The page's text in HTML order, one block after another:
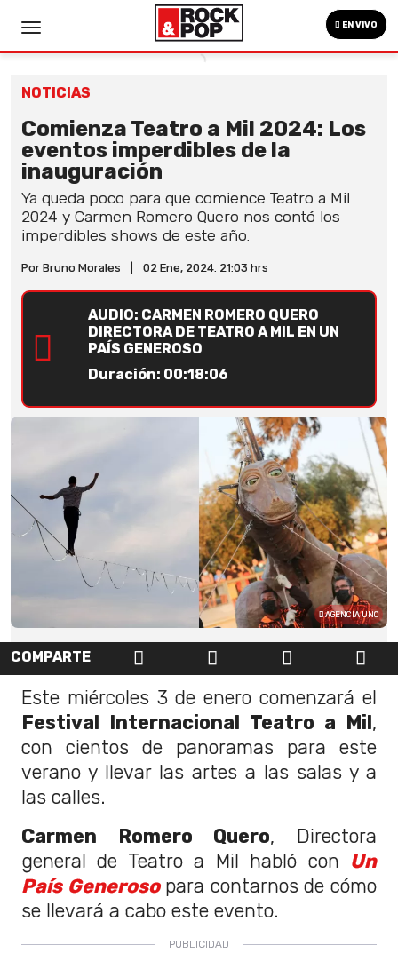
EN VIVO
NOTICIAS
Comienza Teatro a Mil 2024: Los
eventos imperdibles de la
inauguración
Ya queda poco para que comience Teatro a Mil
2024 y Carmen Romero Quero nos contó los
imperdibles shows de este año.
Por Bruno Morales 02 Ene, 2024. 21:03 hrs
AUDIO: CARMEN ROMERO QUERO
DIRECTORA DE TEATRO A MIL EN UN
PAÍS GENEROSO
Duración: 00:18:06
AGENCIA UNO
COMPARTE
Este miércoles 3 de enero comenzará el
Festival Internacional Teatro a Mil,
con cientos de panoramas para este
verano y llevar las artes a las salas y a
las calles.
Carmen Romero Quero, Directora
general de Teatro a Mil habló con Un
País Generosopara contarnos de cómo
se llevará a cabo este evento.